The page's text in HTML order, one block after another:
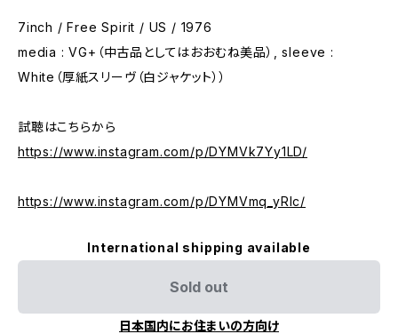
7inch / Free Spirit / US / 1976
media : VG+（中古品としてはおおむね美品）, sleeve :
White（厚紙スリーヴ（白ジャケット））
試聴はこちらから
https://www.instagram.com/p/DYMVk7Yy1LD/
https://www.instagram.com/p/DYMVmq_yRIc/
International shipping available
Sold out
日本国内にお住まいの方向け